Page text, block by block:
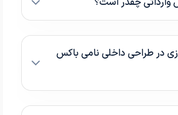
در طراحی داخلی نامی باکس